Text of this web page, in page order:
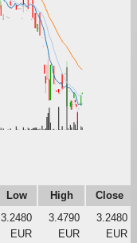
Low High
Close
3.2480
EUR
3.4790
EUR
3.2480
EUR